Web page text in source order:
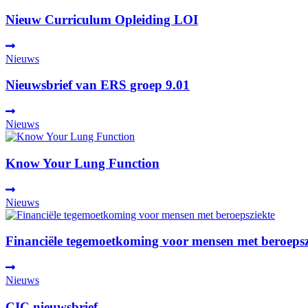
Nieuw Curriculum Opleiding LOI
Nieuws
Nieuwsbrief van ERS groep 9.01
Nieuws
Know Your Lung Function
Nieuws
Financiële tegemoetkoming voor mensen met
Nieuws